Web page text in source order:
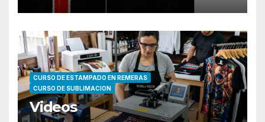
CURSO DE ESTAMPADO EN REMERAS
CURSO DE SUBLIMACION
Videos